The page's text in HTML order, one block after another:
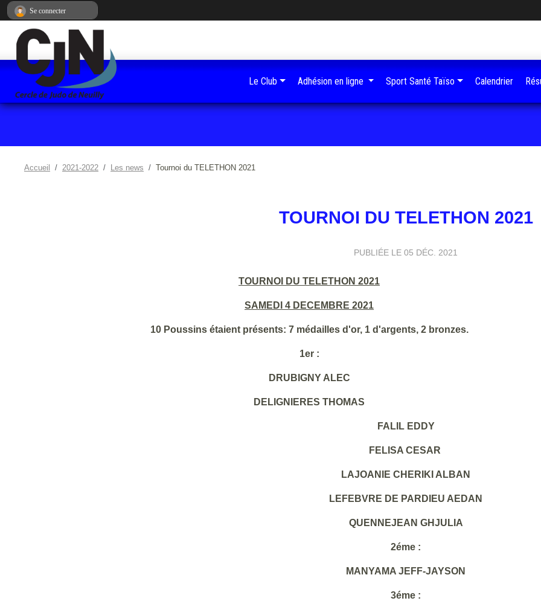
Accueil 2021-2022 Les news Tournoi du TELETHON 2021
TOURNOI DU TELETHON 2021
PUBLIÉE LE 05 DÉC. 2021
TOURNOI DU TELETHON 2021
SAMEDI 4 DECEMBRE 2021
10 Poussins étaient présents: 7 médailles d'or, 1 d'argents, 2 bronzes.
1er :
DRUBIGNY ALEC
DELIGNIERES THOMAS
FALIL EDDY
FELISA CESAR
LAJOANIE CHERIKI ALBAN
LEFEBVRE DE PARDIEU AEDAN
QUENNEJEAN GHJULIA
2éme :
MANYAMA JEFF-JAYSON
3éme :
Le Club Adhésion en ligne Sport Santé Taïso Calendrier
Se connecter
Panneau de gestion des cookies